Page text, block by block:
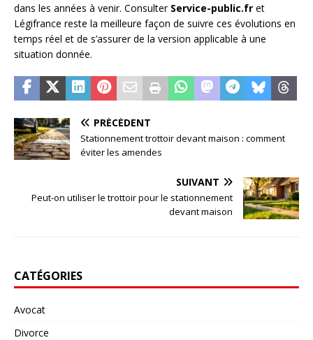
dans les années à venir. Consulter Service-public.fr et
Légifrance reste la meilleure façon de suivre ces évolutions en
temps réel et de s’assurer de la version applicable à une
situation donnée.
PRÉCÉDENT
Stationnement trottoir devant maison : comment
éviter les amendes
SUIVANT
Peut-on utiliser le trottoir pour le stationnement
devant maison
CATÉGORIES
Avocat
Divorce